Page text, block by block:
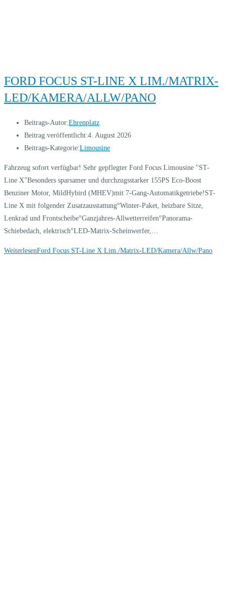
FORD FOCUS ST-LINE X LIM./MATRIX-
LED/KAMERA/ALLW/PANO
Beitrags-Autor:Ehrenplatz
Beitrag veröffentlicht:4. August 2026
Beitrags-Kategorie:Limousine
Fahrzeug sofort verfügbar! Sehr gepflegter Ford Focus Limousine "ST-
Line X"Besonders sparsamer und durchzugsstarker 155PS Eco-Boost
Benziner Motor, MildHybird (MHEV)mit 7-Gang-Automatikgetriebe!ST-
Line X mit folgender Zusatzausstattung°Winter-Paket, heizbare Sitze,
Lenkrad und Frontscheibe°Ganzjahres-Allwetterreifen°Panorama-
Schiebedach, elektrisch°LED-Matrix-Scheinwerfer,…
WeiterlesenFord Focus ST-Line X Lim./Matrix-LED/Kamera/Allw/Pano